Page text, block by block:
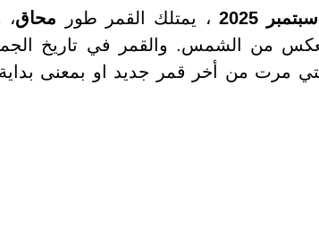
، يمتلك القمر طور محاق،
وتعتبر عدد الأيام التي مرت من أخر قمر جديد او بمعنى